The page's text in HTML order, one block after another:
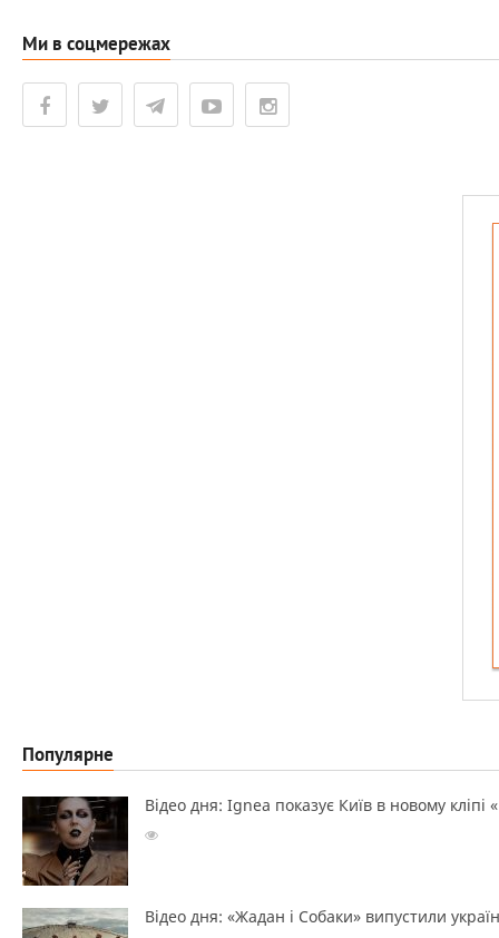
Ми в соцмережах
Популярне
Відео дня: Ignea показує Київ в новому кліпі
Відео дня: «Жадан і Собаки» випустили